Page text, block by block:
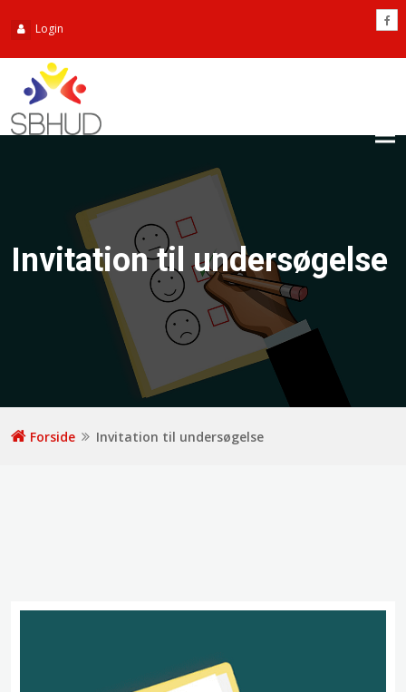
Login
Invitation til undersøgelse
Forside Invitation til undersøgelse